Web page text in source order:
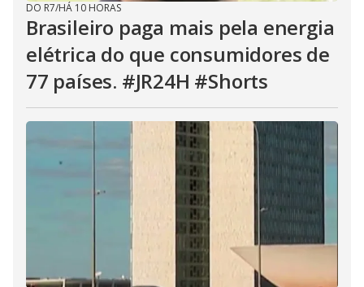
DO R7/HÁ 10 HORAS
Brasileiro paga mais pela energia
elétrica do que consumidores de
77 países. #JR24H #Shorts